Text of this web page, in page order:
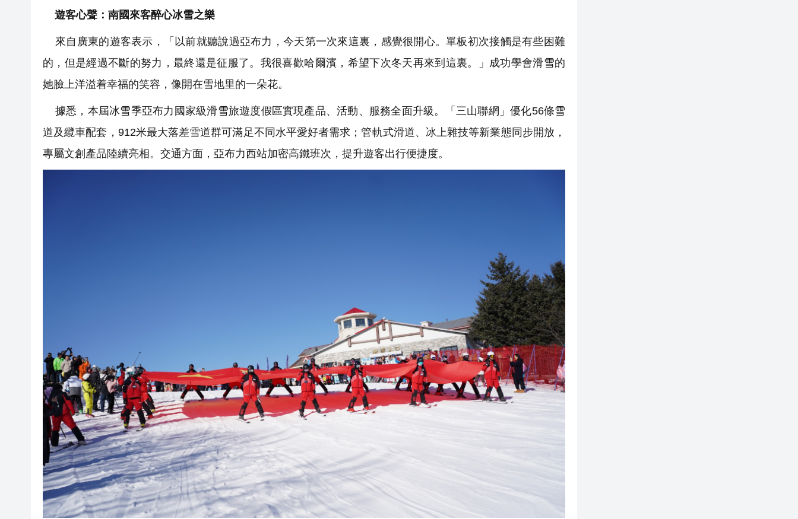
遊客心聲：南國來客醉心冰雪之樂
來自廣東的遊客表示，「以前就聽說過亞布力，今天第一次來這裏，感覺很開心。單板初次接觸是有些困難
的，但是經過不斷的努力，最終還是征服了。我很喜歡哈爾濱，希望下次冬天再來到這裏。」成功學會滑雪的
她臉上洋溢着幸福的笑容，像開在雪地里的一朵花。
據悉，本屆冰雪季亞布力國家級滑雪旅遊度假區實現產品、活動、服務全面升級。「三山聯網」優化56條雪
道及纜車配套，912米最大落差雪道群可滿足不同水平愛好者需求；管軌式滑道、冰上雜技等新業態同步開放，
專屬文創產品陸續亮相。交通方面，亞布力西站加密高鐵班次，提升遊客出行便捷度。